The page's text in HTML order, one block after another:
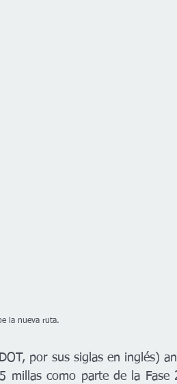
El mapa describe la nueva ruta.
por sus siglas en inglés)
millas como parte de la Fase